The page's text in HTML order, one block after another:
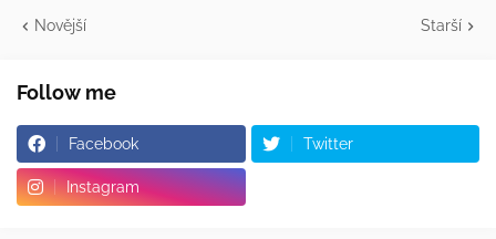
Novější Starší
Follow me
Facebook Twitter
Instagram